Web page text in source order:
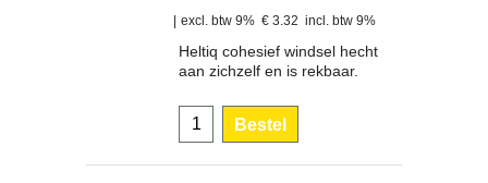
excl. btw 9% € 3.32 incl. btw 9%
Heltiq cohesief windsel hecht
aan zichzelf en is rekbaar.
Bestel